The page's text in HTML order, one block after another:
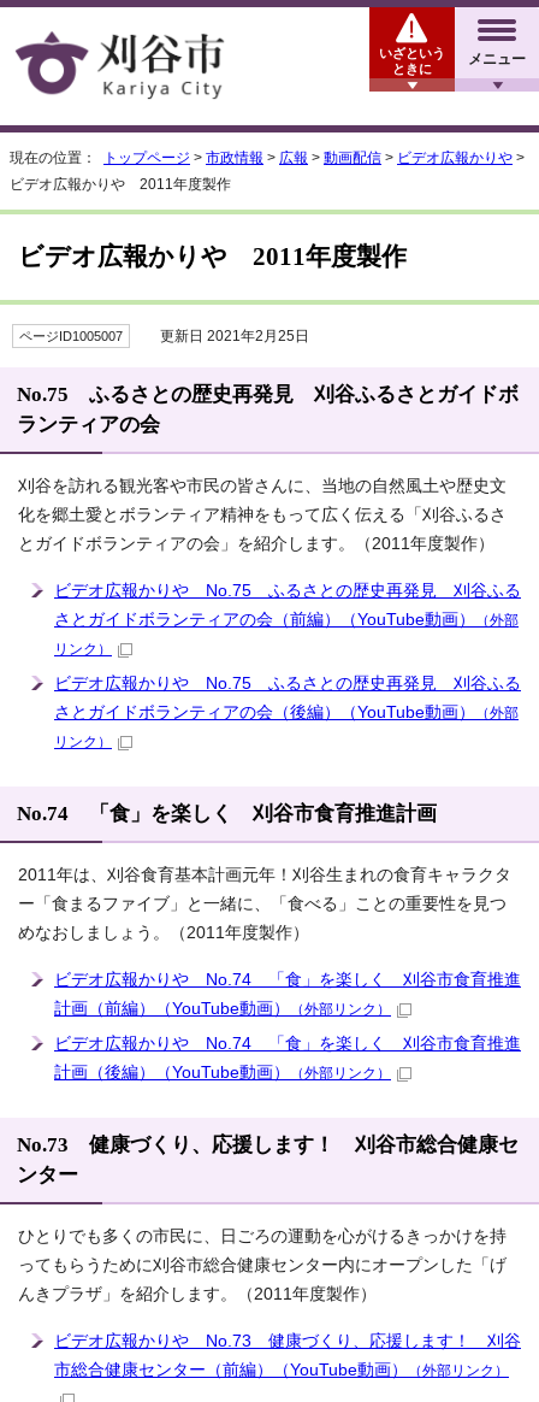
メニュー
いざという
ときに
現在の位置： トップページ > 市政情報 > 広報 > 動画配信 > ビデオ広報かりや >
ビデオ広報かりや 2011年度製作
ビデオ広報かりや 2011年度製作
ページID1005007 更新日 2021年2月25日
No.75 ふるさとの歴史再発見 刈谷ふるさとガイドボ
ランティアの会
刈谷を訪れる観光客や市民の皆さんに、当地の自然風土や歴史文
化を郷土愛とボランティア精神をもって広く伝える「刈谷ふるさ
とガイドボランティアの会」を紹介します。（2011年度製作）
ビデオ広報かりや No.75 ふるさとの歴史再発見 刈谷ふる
さとガイドボランティアの会（前編）（YouTube動画）
（外部
リンク）
ビデオ広報かりや No.75 ふるさとの歴史再発見 刈谷ふる
さとガイドボランティアの会（後編）（YouTube動画）
（外部
リンク）
No.74 「食」を楽しく 刈谷市食育推進計画
2011年は、刈谷食育基本計画元年！刈谷生まれの食育キャラクタ
ー「食まるファイブ」と一緒に、「食べる」ことの重要性を見つ
めなおしましょう。（2011年度製作）
ビデオ広報かりや No.74 「食」を楽しく 刈谷市食育推進
計画（前編）（YouTube動画）
（外部リンク）
ビデオ広報かりや No.74 「食」を楽しく 刈谷市食育推進
計画（後編）（YouTube動画）
（外部リンク）
No.73 健康づくり、応援します！ 刈谷市総合健康セ
ンター
ひとりでも多くの市民に、日ごろの運動を心がけるきっかけを持
ってもらうために刈谷市総合健康センター内にオープンした「げ
んきプラザ」を紹介します。（2011年度製作）
ビデオ広報かりや No.73 健康づくり、応援します！ 刈谷
市総合健康センター（前編）（YouTube動画）
（外部リンク）